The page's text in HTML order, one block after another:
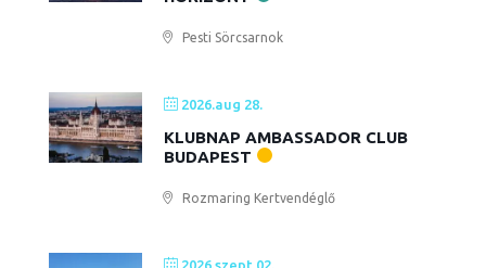
Pesti Sörcsarnok
2026.aug 28.
KLUBNAP AMBASSADOR CLUB
BUDAPEST
Rozmaring Kertvendéglő
2026.szept 02.